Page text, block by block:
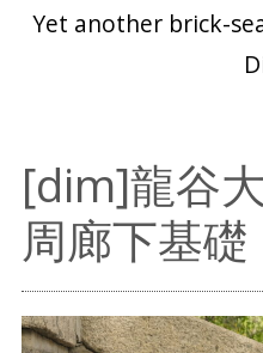
Yet another brick-
[dim]龍谷
周廊下基礎